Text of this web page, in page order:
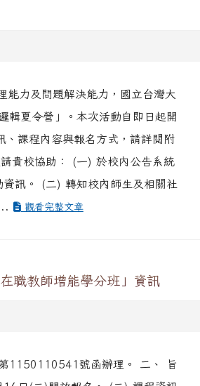
能力及問題解決能力，國立台灣大
輯夏令營」。本次活動自即日起開
、課程內容與報名方式，請詳閱附
貴校協助： (一) 於校內公告系統
資訊。 (二) 轉知校內師生及相關社
觀看完整文章
職教師增能學分班」資訊
1150110541號函辦理。 二、 旨